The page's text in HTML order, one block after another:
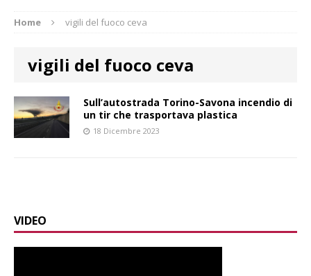
Home vigili del fuoco ceva
vigili del fuoco ceva
Sull’autostrada Torino-Savona incendio di
un tir che trasportava plastica
18 Dicembre 2023
VIDEO